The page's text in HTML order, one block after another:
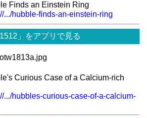
Finds an Einstein Ring
.../hubble-finds-an-einstein-ring
1512」をアプリで見る
Curious Case of a Calcium-rich
.../hubbles-curious-case-of-a-calcium-